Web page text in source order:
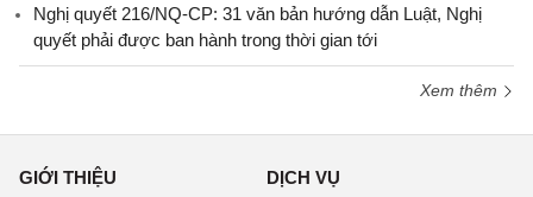
Nghị quyết 216/NQ-CP: 31 văn bản hướng dẫn Luật, Nghị
quyết phải được ban hành trong thời gian tới
Xem thêm
GIỚI THIỆU DỊCH VỤ